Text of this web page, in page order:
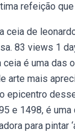
refeição
ceia de
83 views 1
ceia é uma
arte mais
e 1498, é
para pintar